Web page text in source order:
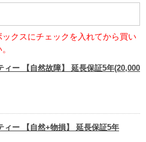
クスにチェックを入れてから買い
ィー 【自然故障】 延長保証5年(20,000
ィー 【自然+物損】 延長保証5年